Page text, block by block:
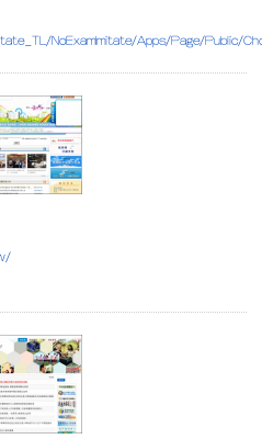
NoExamImitate/Apps/Page/Public/